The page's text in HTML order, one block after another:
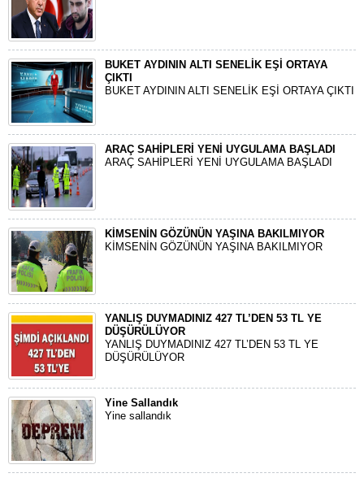
BUKET AYDININ ALTI SENELİK EŞİ ORTAYA
ÇIKTI
BUKET AYDININ ALTI SENELİK EŞİ ORTAYA ÇIKTI
ARAÇ SAHİPLERİ YENİ UYGULAMA BAŞLADI
ARAÇ SAHİPLERİ YENİ UYGULAMA BAŞLADI
KİMSENİN GÖZÜNÜN YAŞINA BAKILMIYOR
KİMSENİN GÖZÜNÜN YAŞINA BAKILMIYOR
YANLIŞ DUYMADINIZ 427 TL’DEN 53 TL YE
DÜŞÜRÜLÜYOR
YANLIŞ DUYMADINIZ 427 TL’DEN 53 TL YE
DÜŞÜRÜLÜYOR
Yine Sallandık
Yine sallandık